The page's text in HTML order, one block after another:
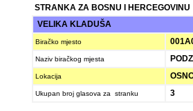
STRANKA ZA BOSNU I HERCEGOVINU
VELIKA KLADUŠA
Biračko mjesto
Naziv biračkog mjesta
Lokacija
Ukupan broj glasova za stranku 3